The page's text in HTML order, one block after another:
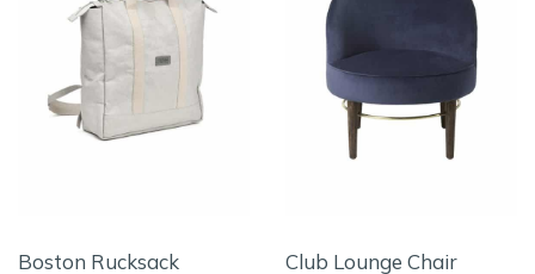
Boston Rucksack Club Lounge Chair